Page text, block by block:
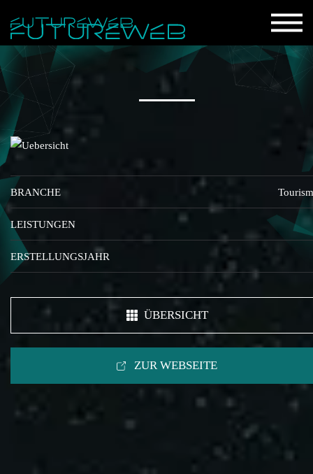
BRANCHE
LEISTUNGEN
ERSTELLUNGSJAHR
ÜBERSICHT
ZUR WEBSEITE